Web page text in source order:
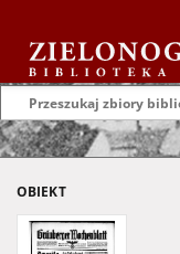
OBIEKT